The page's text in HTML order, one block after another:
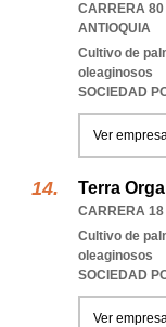
CARRERA
ANTIOQUIA
Cultivo de
oleaginosos
SOCIEDAD
Ver
Terra
CARRERA
Cultivo de
oleaginosos
SOCIEDAD
Ver